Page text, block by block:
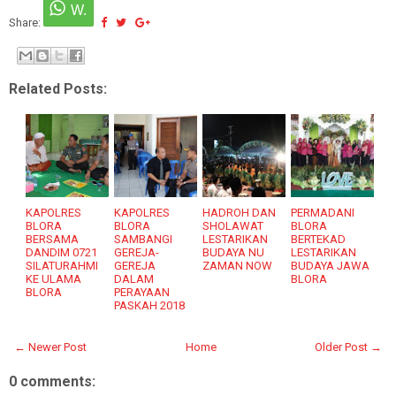
Share:
Related Posts:
KAPOLRES
BLORA
BERSAMA
DANDIM 0721
SILATURAHMI
KE ULAMA
BLORA
KAPOLRES
BLORA
SAMBANGI
GEREJA-
GEREJA
DALAM
PERAYAAN
PASKAH 2018
HADROH DAN
SHOLAWAT
LESTARIKAN
BUDAYA NU
ZAMAN NOW
PERMADANI
BLORA
BERTEKAD
LESTARIKAN
BUDAYA JAWA
BLORA
← Newer Post Older Post →
Home
0 comments: